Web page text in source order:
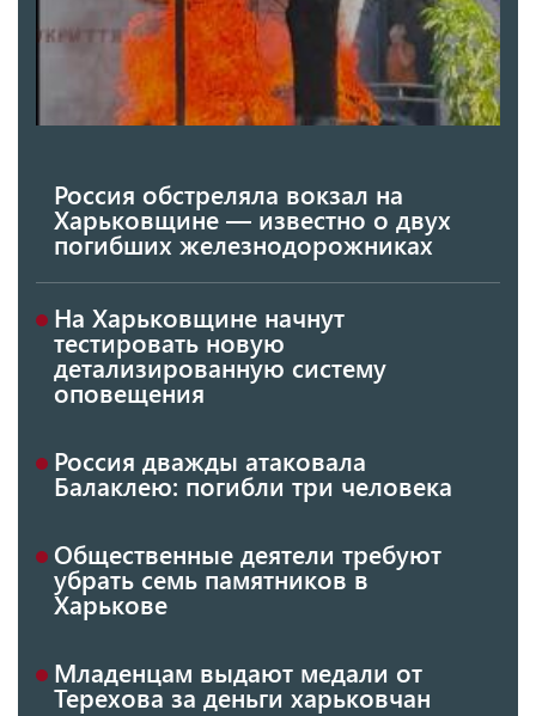
Россия обстреляла вокзал на
Харьковщине — известно о двух
погибших железнодорожниках
На Харьковщине начнут
тестировать новую
детализированную систему
оповещения
Россия дважды атаковала
Балаклею: погибли три человека
Общественные деятели требуют
убрать семь памятников в
Харькове
Младенцам выдают медали от
Терехова за деньги харьковчан